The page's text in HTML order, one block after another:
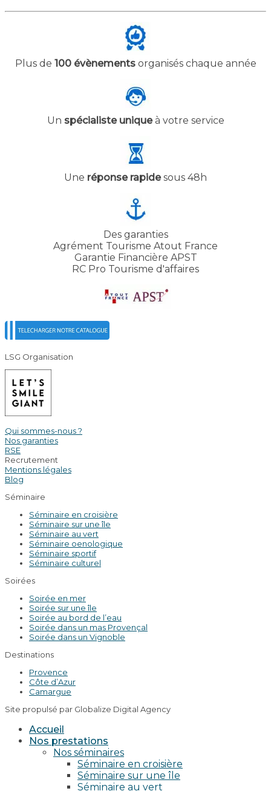
Plus de 100 évènementsorganisés chaque année
Un spécialiste uniqueà votre service
Une réponse rapidesous 48h
Des garanties
Agrément Tourisme Atout France
Garantie Financière APST
RC Pro Tourisme d'affaires
LSG Organisation
Qui sommes-nous ?
Nos garanties
RSE
Recrutement
Mentions légales
Blog
Séminaire
Séminaire en croisière
Séminaire sur une île
Séminaire au vert
Séminaire oenologique
Séminaire sportif
Séminaire culturel
Soirées
Soirée en mer
Soirée sur une île
Soirée au bord de l’eau
Soirée dans un mas Provençal
Soirée dans un Vignoble
Destinations
Provence
Côte d’Azur
Camargue
Site propulsé par Globalize Digital Agency
Accueil
Nos prestations
Nos séminaires
Séminaire en croisière
Séminaire sur une île
Séminaire au vert